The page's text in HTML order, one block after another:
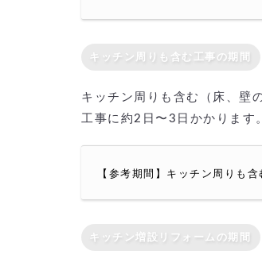
キッチン周りも含む工事の期間
キッチン周りも含む（床、壁
工事に約2日〜3日かかります。
【参考期間】キッチン周りも
キッチン増設リフォームの期間